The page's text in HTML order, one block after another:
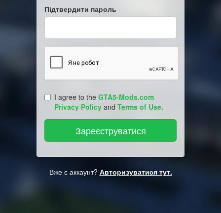
Підтвердити пароль
I agree to the GTA5-Mods.com
Privacy Policy and Terms of Use.
Вже є аккаунт? Авторизуватися тут.